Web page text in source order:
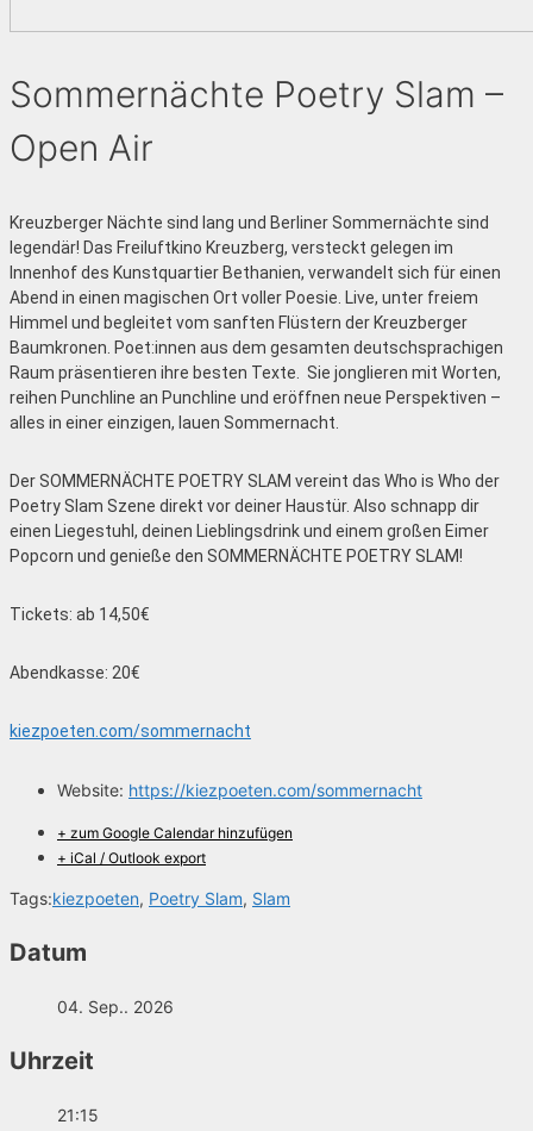
Sommernächte Poetry Slam –
Open Air
Kreuzberger Nächte sind lang und Berliner Sommernächte sind
legendär! Das Freiluftkino Kreuzberg, versteckt gelegen im
Innenhof des Kunstquartier Bethanien, verwandelt sich für einen
Abend in einen magischen Ort voller Poesie. Live, unter freiem
Himmel und begleitet vom sanften Flüstern der Kreuzberger
Baumkronen. Poet:innen aus dem gesamten deutschsprachigen
Raum präsentieren ihre besten Texte. Sie jonglieren mit Worten,
reihen Punchline an Punchline und eröffnen neue Perspektiven –
alles in einer einzigen, lauen Sommernacht.
Der SOMMERNÄCHTE POETRY SLAM vereint das Who is Who der
Poetry Slam Szene direkt vor deiner Haustür. Also schnapp dir
einen Liegestuhl, deinen Lieblingsdrink und einem großen Eimer
Popcorn und genieße den SOMMERNÄCHTE POETRY SLAM!
Tickets: ab 14,50€
Abendkasse: 20€
kiezpoeten.com/sommernacht
Website: https://kiezpoeten.com/sommernacht
+ zum Google Calendar hinzufügen
+ iCal / Outlook export
Tags:kiezpoeten, Poetry Slam, Slam
Datum
04. Sep.. 2026
Uhrzeit
21:15